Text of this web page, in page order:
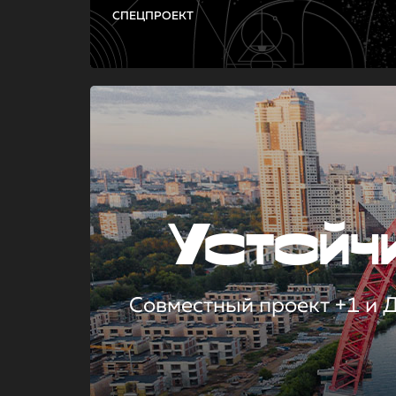
СПЕЦПРОЕКТ
Совместный проект +1 и